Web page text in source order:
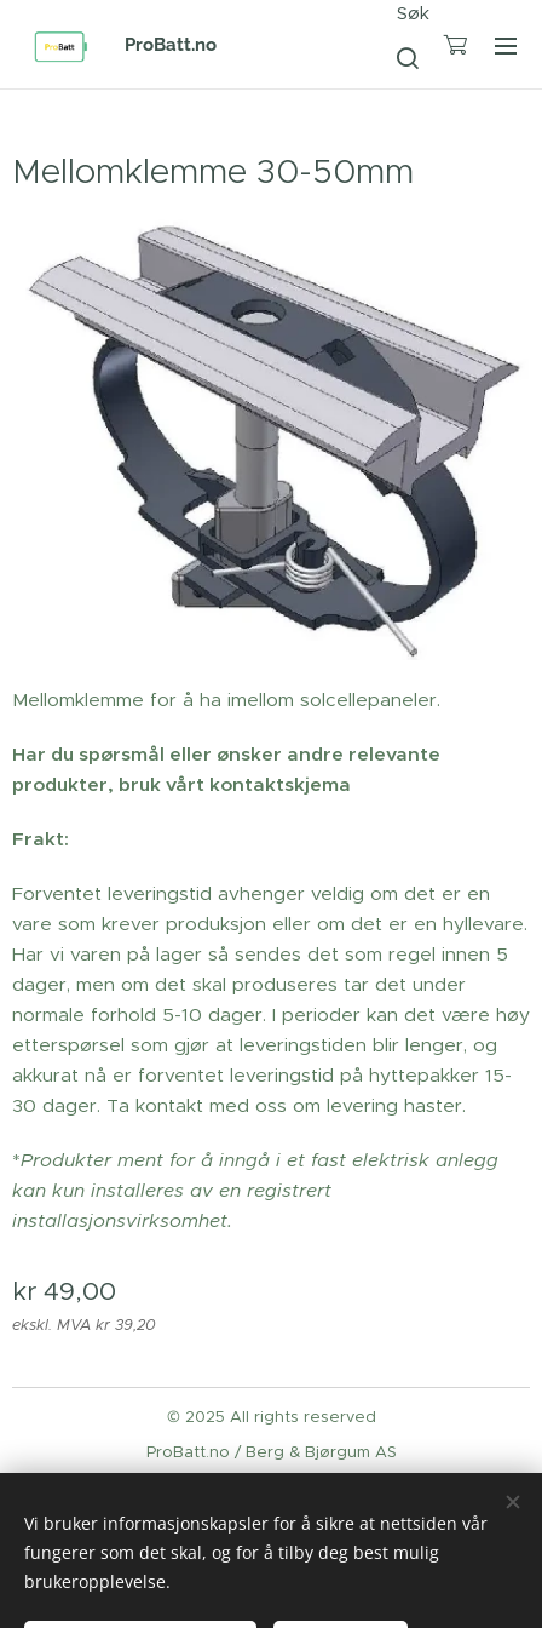
ProBatt.no
Søk
Mellomklemme 30-50mm
Mellomklemme for å ha imellom solcellepaneler.
Har du spørsmål eller ønsker andre relevante
produkter, bruk vårt kontaktskjema
Frakt:
Forventet leveringstid avhenger veldig om det er en
vare som krever produksjon eller om det er en hyllevare.
Har vi varen på lager så sendes det som regel innen 5
dager, men om det skal produseres tar det under
normale forhold 5-10 dager. I perioder kan det være høy
etterspørsel som gjør at leveringstiden blir lenger, og
akkurat nå er forventet leveringstid på hyttepakker 15-
30 dager. Ta kontakt med oss om levering haster.
*Produkter ment for å inngå i et fast elektrisk anlegg
kan kun installeres av en registrert
installasjonsvirksomhet.
kr 49,00
ekskl. MVA kr 39,20
© 2025 All rights reserved
ProBatt.no / Berg & Bjørgum AS
Språk
English
Norsk
Vi bruker informasjonskapsler for å sikre at nettsiden vår
fungerer som det skal, og for å tilby deg best mulig
brukeropplevelse.